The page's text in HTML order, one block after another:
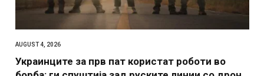
Украинците за прв пат користат роботи во